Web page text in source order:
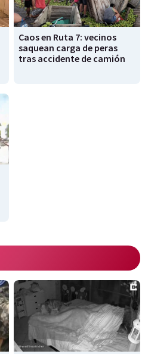
Caos en Ruta 7: vecinos
saquean carga de peras
tras accidente de camión